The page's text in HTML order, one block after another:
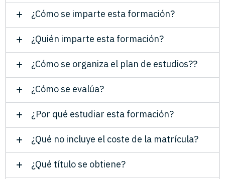
¿Cómo se imparte esta formación?
¿Quién imparte esta formación?
¿Cómo se organiza el plan de estudios??
¿Cómo se evalúa?
¿Por qué estudiar esta formación?
¿Qué no incluye el coste de la matrícula?
¿Qué título se obtiene?